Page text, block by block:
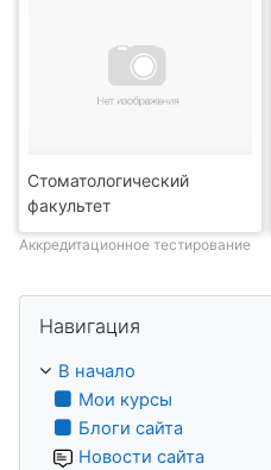
Стоматологический
факультет
Аккредитационное тестирование
Навигация
В начало
Мои курсы
Блоги сайта
Новости сайта